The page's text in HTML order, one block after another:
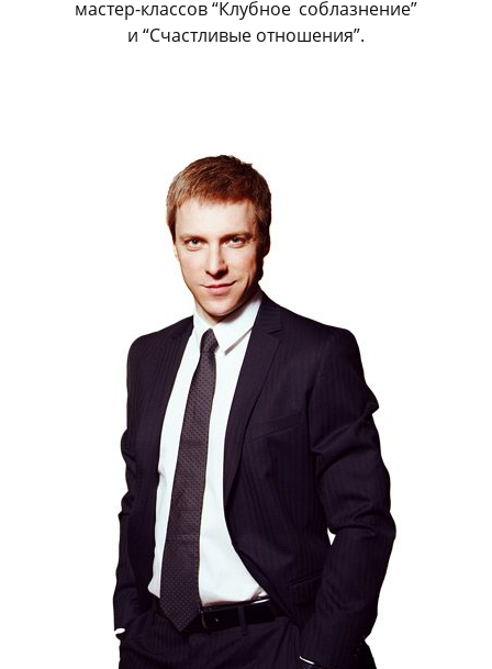
мастер-классов “Клубное соблазнение”
и “Счастливые отношения”.